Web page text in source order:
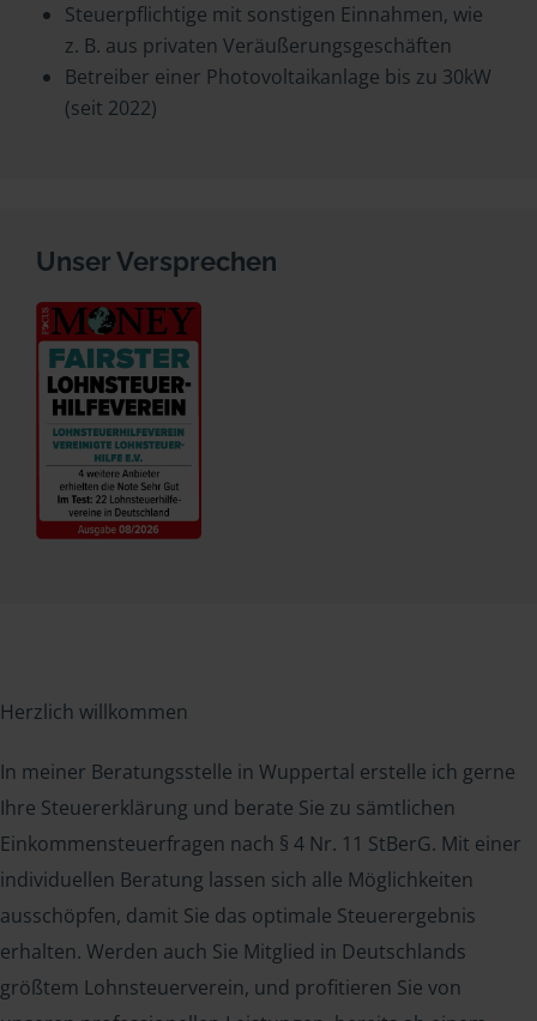
Steuerpflichtige mit sonstigen Einnahmen, wie
z. B. aus privaten Veräußerungsgeschäften
Betreiber einer Photovoltaikanlage bis zu 30kW
(seit 2022)
Unser Versprechen
Herzlich willkommen
In meiner Beratungsstelle in Wuppertal erstelle ich gerne
Ihre Steuererklärung und berate Sie zu sämtlichen
Einkommensteuerfragen nach § 4 Nr. 11 StBerG. Mit einer
individuellen Beratung lassen sich alle Möglichkeiten
ausschöpfen, damit Sie das optimale Steuerergebnis
erhalten. Werden auch Sie Mitglied in Deutschlands
größtem Lohnsteuerverein, und profitieren Sie von